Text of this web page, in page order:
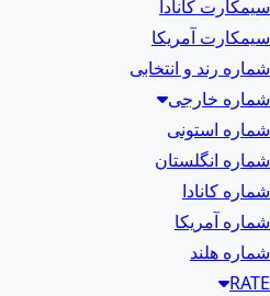
سیمکارت کانادا
سیمکارت آمریکا
شماره رند و انتخابی
شماره خارجی
شماره استونی
شماره انگلستان
شماره کانادا
شماره آمریکا
شماره هلند
RATE